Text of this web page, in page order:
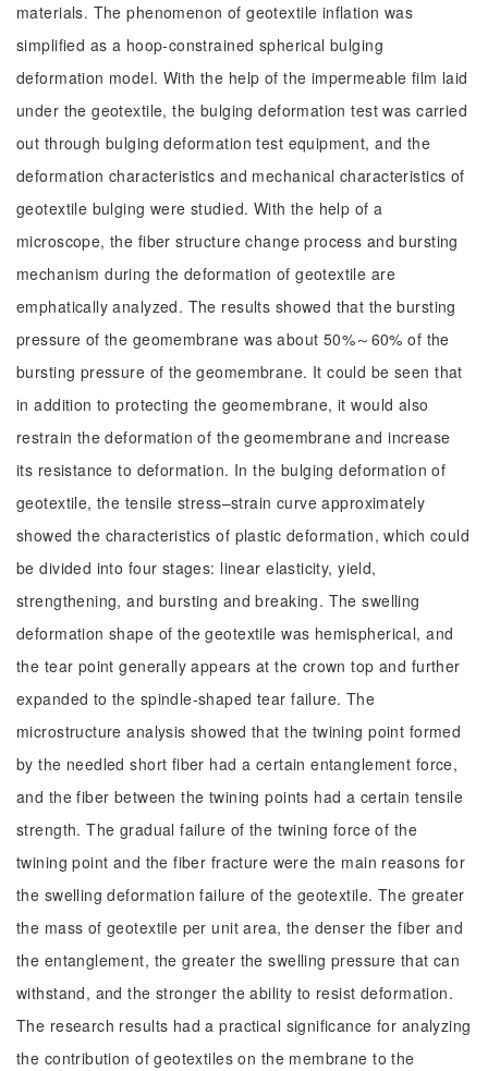
materials. The phenomenon of geotextile inflation was
simplified as a hoop-constrained spherical bulging
deformation model. With the help of the impermeable film laid
under the geotextile, the bulging deformation test was carried
out through bulging deformation test equipment, and the
deformation characteristics and mechanical characteristics of
geotextile bulging were studied. With the help of a
microscope, the fiber structure change process and bursting
mechanism during the deformation of geotextile are
emphatically analyzed. The results showed that the bursting
pressure of the geomembrane was about 50%～60% of the
bursting pressure of the geomembrane. It could be seen that
in addition to protecting the geomembrane, it would also
restrain the deformation of the geomembrane and increase
its resistance to deformation. In the bulging deformation of
geotextile, the tensile stress–strain curve approximately
showed the characteristics of plastic deformation, which could
be divided into four stages: linear elasticity, yield,
strengthening, and bursting and breaking. The swelling
deformation shape of the geotextile was hemispherical, and
the tear point generally appears at the crown top and further
expanded to the spindle-shaped tear failure. The
microstructure analysis showed that the twining point formed
by the needled short fiber had a certain entanglement force,
and the fiber between the twining points had a certain tensile
strength. The gradual failure of the twining force of the
twining point and the fiber fracture were the main reasons for
the swelling deformation failure of the geotextile. The greater
the mass of geotextile per unit area, the denser the fiber and
the entanglement, the greater the swelling pressure that can
withstand, and the stronger the ability to resist deformation.
The research results had a practical significance for analyzing
the contribution of geotextiles on the membrane to the